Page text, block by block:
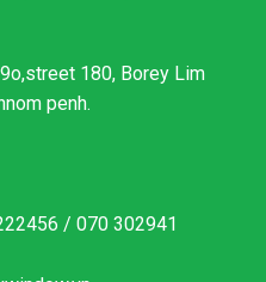
180, Borey Lim
penh.
/ 070 302941